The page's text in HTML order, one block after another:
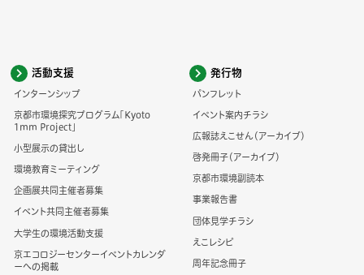
活動支援
インターンシップ
京都市環境探究プログラム「Kyoto
1mm Project」
小型展示の貸出し
環境教育ミーティング
企画展共同主催者募集
イベント共同主催者募集
大学生の環境活動支援
京エコロジーセンターイベントカレンダ
ーへの掲載
発行物
パンフレット
イベント案内チラシ
広報誌えこせん（アーカイブ）
啓発冊子（アーカイブ）
京都市環境副読本
事業報告書
団体見学チラシ
えこレシピ
周年記念冊子